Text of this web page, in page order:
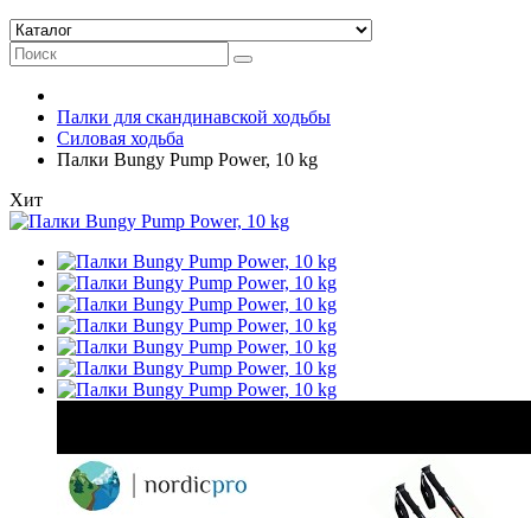
Палки для скандинавской ходьбы
Силовая ходьба
Палки Bungy Pump Power, 10 kg
Хит